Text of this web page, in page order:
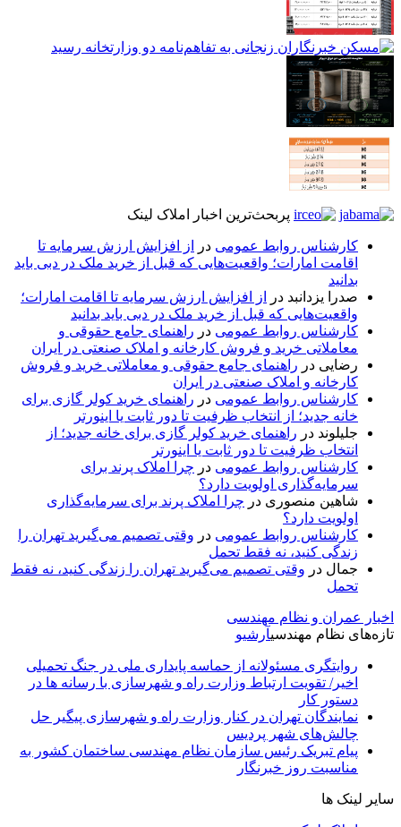
پربحث‌ترین اخبار املاک لینک
کارشناس روابط عمومی در
از افزایش ارزش سرمایه تا
اقامت امارات؛ واقعیت‌هایی که قبل از خرید ملک در دبی باید
بدانید
صدرا یزدانبد در
از افزایش ارزش سرمایه تا اقامت امارات؛
واقعیت‌هایی که قبل از خرید ملک در دبی باید بدانید
کارشناس روابط عمومی در راهنمای جامع حقوقی و
معاملاتی خرید و فروش کارخانه و املاک صنعتی در ایران
رضایی در راهنمای جامع حقوقی و معاملاتی خرید و فروش
کارخانه و املاک صنعتی در ایران
کارشناس روابط عمومی در راهنمای خرید کولر گازی برای
خانه جدید؛ از انتخاب ظرفیت تا دور ثابت یا اینورتر
جلیلوند در راهنمای خرید کولر گازی برای خانه جدید؛ از
انتخاب ظرفیت تا دور ثابت یا اینورتر
کارشناس روابط عمومی در چرا املاک پرند برای
سرمایه‌گذاری اولویت دارد؟
شاهین منصوری در چرا املاک پرند برای سرمایه‌گذاری
اولویت دارد؟
کارشناس روابط عمومی در وقتی تصمیم می‌گیرید تهران را
زندگی کنید، نه فقط تحمل
جمال در وقتی تصمیم می‌گیرید تهران را زندگی کنید، نه فقط
تحمل
اخبار عمران و نظام مهندسی
تازه‌های نظام مهندسیآرشیو
روایتگری مسئولانه از حماسه‌ پایداری ملی در جنگ تحمیلی
اخیر/ تقویت ارتباط وزارت راه و شهرسازی با رسانه ها در
دستور کار
نمایندگان تهران در کنار وزارت راه و شهرسازی پیگیر حل
چالش‌های شهر پردیس
پیام تبریک رئیس سازمان نظام مهندسی ساختمان کشور به
مناسبت روز خبرنگار
سایر لینک ها